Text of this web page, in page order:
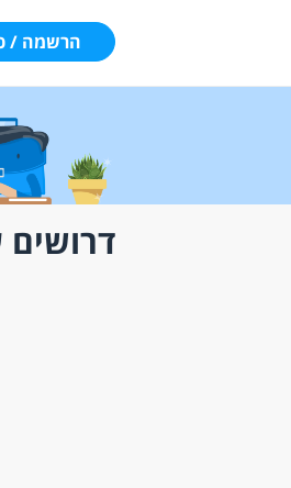
הרשמה /
דרושים